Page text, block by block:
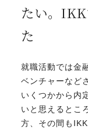
たい。 IKK
た
就職活動では金
ベンチャーなど
いくつかから内
いと思えるとこ
方、その間も